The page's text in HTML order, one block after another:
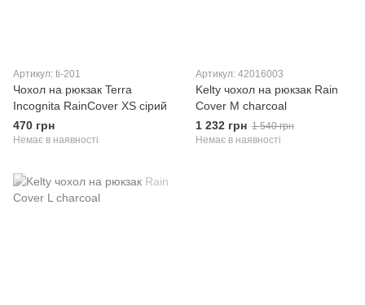
Артикул: ti-201
Чохол на рюкзак Terra
Incognita RainCover XS сірий
470 грн
Немає в наявності
Артикул: 42016003
Kelty чохол на рюкзак Rain
Cover M charcoal
1 232 грн 1 540 грн
Немає в наявності